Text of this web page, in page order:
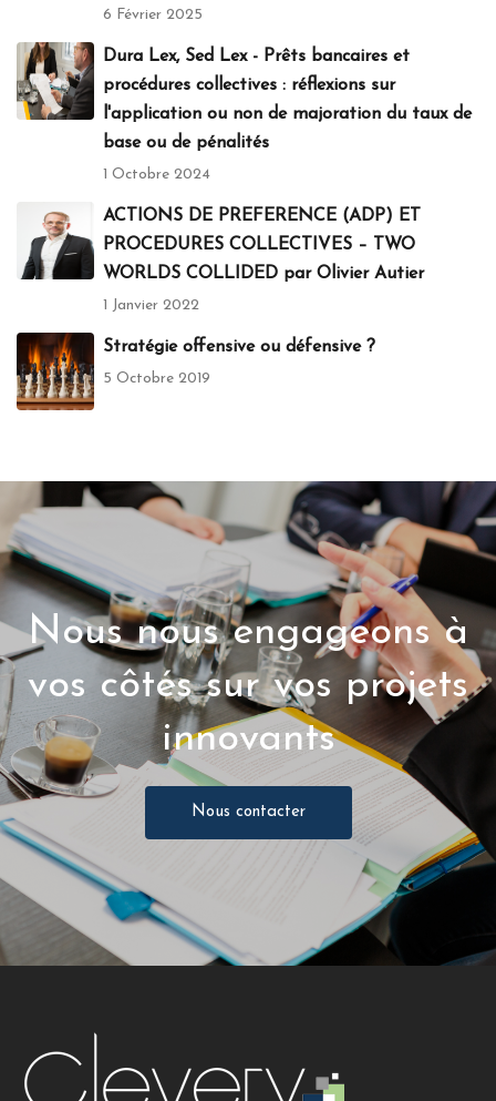
6 Février 2025
Dura Lex, Sed Lex - Prêts bancaires et
procédures collectives : réflexions sur
l'application ou non de majoration du taux de
base ou de pénalités
1 Octobre 2024
ACTIONS DE PREFERENCE (ADP) ET
PROCEDURES COLLECTIVES – TWO
WORLDS COLLIDED par Olivier Autier
1 Janvier 2022
Stratégie offensive ou défensive ?
5 Octobre 2019
Nous nous engageons à
vos côtés sur vos projets
innovants
Nous contacter